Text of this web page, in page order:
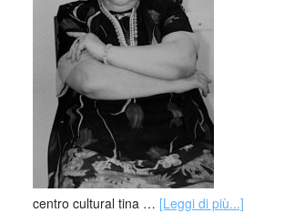
centro cultural tina … [Leggi di più...]